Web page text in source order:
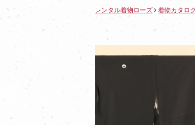
レンタル着物ローズ 着物カタロ